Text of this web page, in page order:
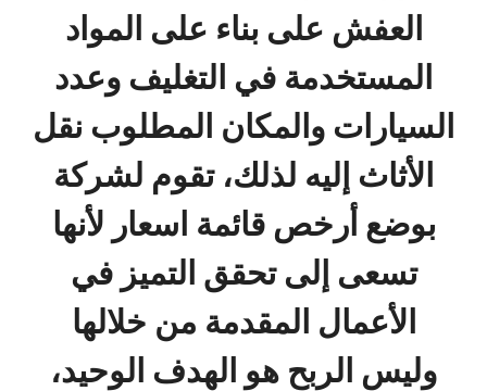
العفش على بناء على المواد
المستخدمة في التغليف وعدد
السيارات والمكان المطلوب نقل
الأثاث إليه لذلك، تقوم لشركة
بوضع أرخص قائمة اسعار لأنها
تسعى إلى تحقق التميز في
الأعمال المقدمة من خلالها
وليس الربح هو الهدف الوحيد،